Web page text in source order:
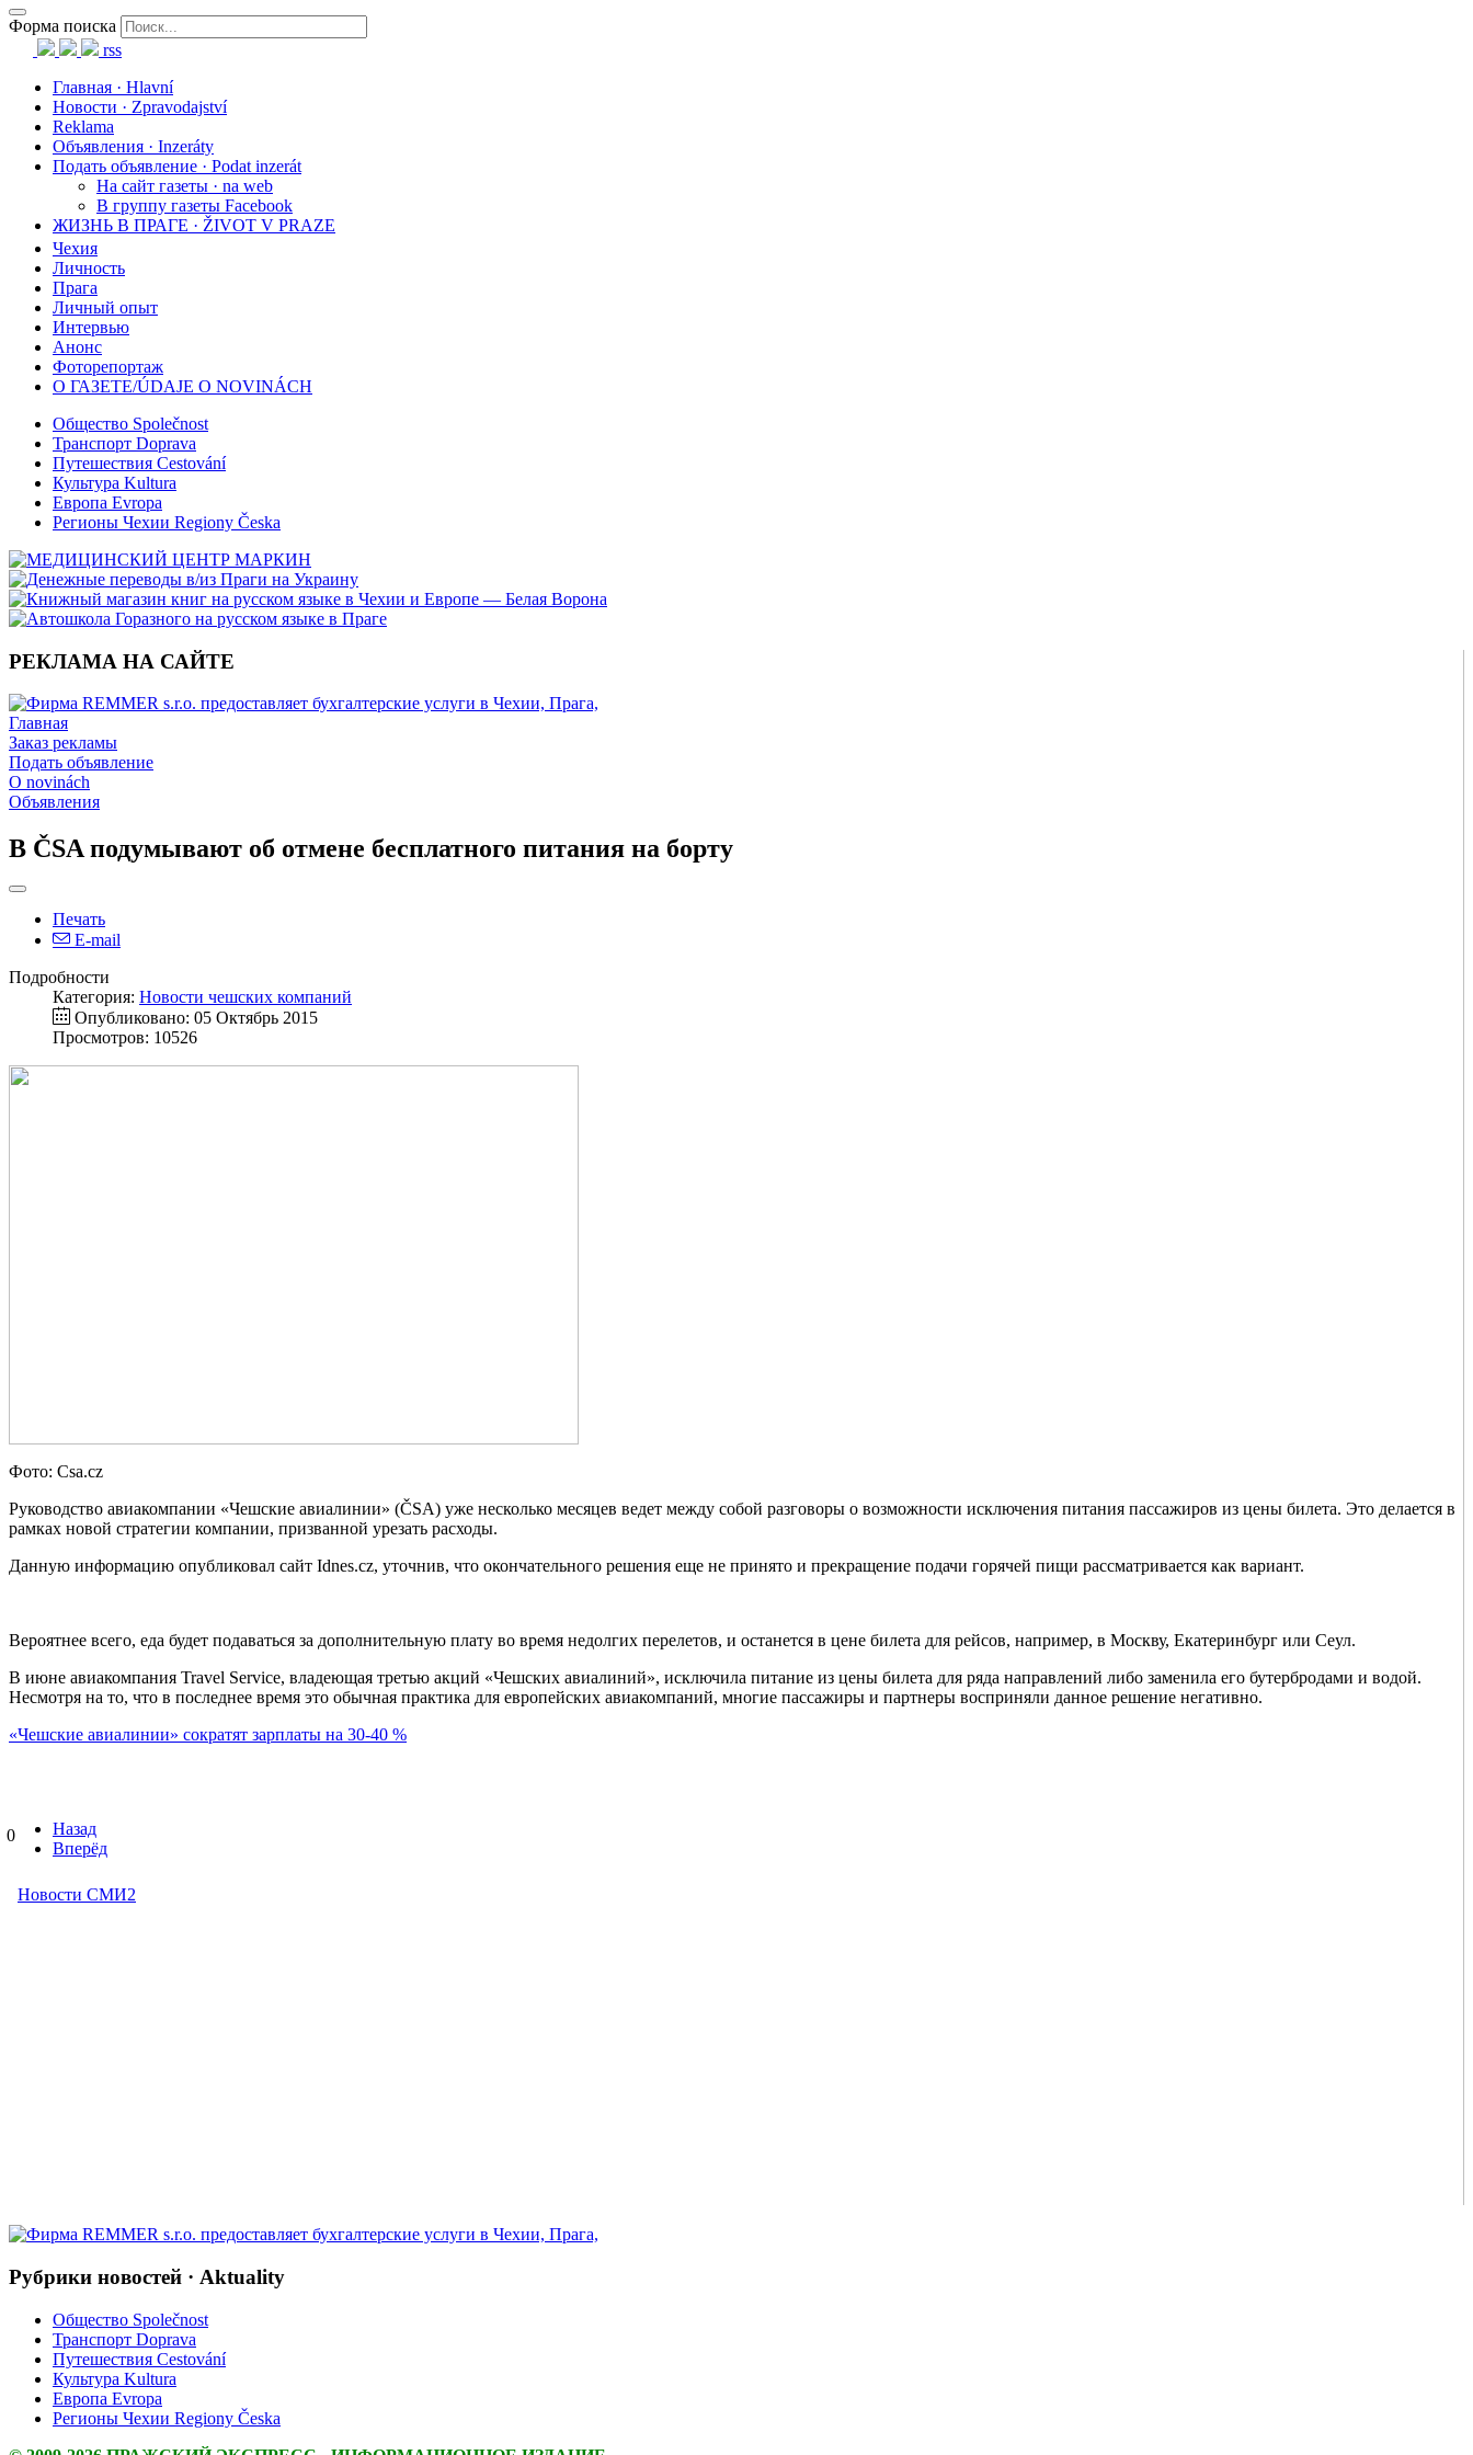
Форма поиска
rss
Главная · Hlavní
Новости · Zpravodajství
Reklama
Объявления · Inzeráty
Подать объявление · Podat inzerát
На сайт газеты · na web
В группу газеты Facebook
ЖИЗНЬ В ПРАГЕ · ŽIVOT V PRAZE
Чехия
Личность
Прага
Личный опыт
Интервью
Анонс
Фоторепортаж
О ГАЗЕТЕ/ÚDAJE O NOVINÁCH
Общество Společnost
Транспорт Doprava
Путешествия Cestování
Культура Kultura
Европа Evropa
Регионы Чехии Regiony Česka
РЕКЛАМА НА САЙТЕ
Главная
Заказ рекламы
Подать объявление
O novinách
Объявления
В ČSA подумывают об отмене бесплатного питания на борту
Печать
E-mail
Подробности
Категория: Новости чешских компаний
Опубликовано: 05 Октябрь 2015
Просмотров: 10526
Фото: Csa.cz
Руководство авиакомпании «Чешские авиалинии» (ČSA) уже несколько месяцев ведет между собой разговоры о возможности исключения питания пассажиров из цены билета. Это делается в
рамках новой стратегии компании, призванной урезать расходы.
Данную информацию опубликовал сайт Idnes.cz, уточнив, что окончательного решения еще не принято и прекращение подачи горячей пищи рассматривается как вариант.
Вероятнее всего, еда будет подаваться за дополнительную плату во время недолгих перелетов, и останется в цене билета для рейсов, например, в Москву, Екатеринбург или Сеул.
В июне авиакомпания Travel Service, владеющая третью акций «Чешских авиалиний», исключила питание из цены билета для ряда направлений либо заменила его бутербродами и водой.
Несмотря на то, что в последнее время это обычная практика для европейских авиакомпаний, многие пассажиры и партнеры восприняли данное решение негативно.
«Чешские авиалинии» сократят зарплаты на 30-40 %
0
Назад
Вперёд
Рубрики новостей · Aktuality
Общество Společnost
Транспорт Doprava
Путешествия Cestování
Культура Kultura
Европа Evropa
Регионы Чехии Regiony Česka